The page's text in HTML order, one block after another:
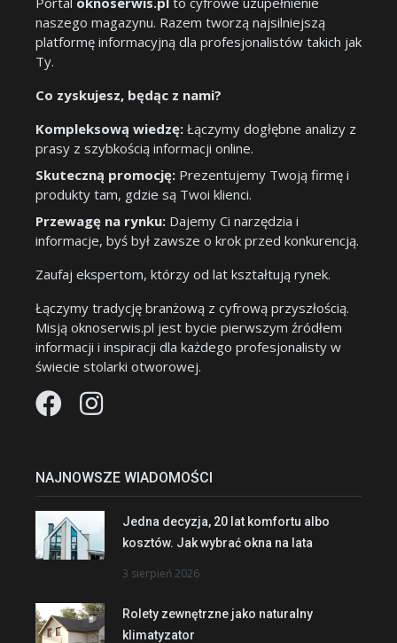
naszego magazynu. Razem tworzą najsilniejszą
platformę informacyjną dla profesjonalistów takich jak
Ty.
Co zyskujesz, będąc z nami?
Kompleksową wiedzę: Łączymy dogłębne analizy z
prasy z szybkością informacji online.
Skuteczną promocję: Prezentujemy Twoją firmę i
produkty tam, gdzie są Twoi klienci.
Przewagę na rynku: Dajemy Ci narzędzia i
informacje, byś był zawsze o krok przed konkurencją.
Zaufaj ekspertom, którzy od lat kształtują rynek.
Łączymy tradycję branżową z cyfrową przyszłością.
Misją oknoserwis.pl jest bycie pierwszym źródłem
informacji i inspiracji dla każdego profesjonalisty w
świecie stolarki otworowej.
NAJNOWSZE WIADOMOŚCI
Jedna decyzja, 20 lat komfortu albo
kosztów. Jak wybrać okna na lata
3 sierpień 2026
Rolety zewnętrzne jako naturalny
klimatyzator